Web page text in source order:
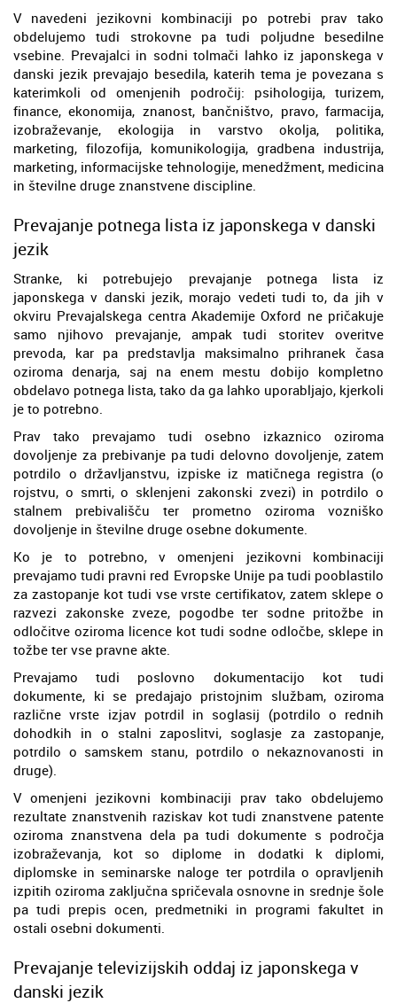
V navedeni jezikovni kombinaciji po potrebi prav tako
obdelujemo tudi strokovne pa tudi poljudne besedilne
vsebine. Prevajalci in sodni tolmači lahko iz japonskega v
danski jezik prevajajo besedila, katerih tema je povezana s
katerimkoli od omenjenih področij: psihologija, turizem,
finance, ekonomija, znanost, bančništvo, pravo, farmacija,
izobraževanje, ekologija in varstvo okolja, politika,
marketing, filozofija, komunikologija, gradbena industrija,
marketing, informacijske tehnologije, menedžment, medicina
in številne druge znanstvene discipline.
Prevajanje potnega lista iz japonskega v danski
jezik
Stranke, ki potrebujejo prevajanje potnega lista iz
japonskega v danski jezik, morajo vedeti tudi to, da jih v
okviru Prevajalskega centra Akademije Oxford ne pričakuje
samo njihovo prevajanje, ampak tudi storitev overitve
prevoda, kar pa predstavlja maksimalno prihranek časa
oziroma denarja, saj na enem mestu dobijo kompletno
obdelavo potnega lista, tako da ga lahko uporabljajo, kjerkoli
je to potrebno.
Prav tako prevajamo tudi osebno izkaznico oziroma
dovoljenje za prebivanje pa tudi delovno dovoljenje, zatem
potrdilo o državljanstvu, izpiske iz matičnega registra (o
rojstvu, o smrti, o sklenjeni zakonski zvezi) in potrdilo o
stalnem prebivališču ter prometno oziroma vozniško
dovoljenje in številne druge osebne dokumente.
Ko je to potrebno, v omenjeni jezikovni kombinaciji
prevajamo tudi pravni red Evropske Unije pa tudi pooblastilo
za zastopanje kot tudi vse vrste certifikatov, zatem sklepe o
razvezi zakonske zveze, pogodbe ter sodne pritožbe in
odločitve oziroma licence kot tudi sodne odločbe, sklepe in
tožbe ter vse pravne akte.
Prevajamo tudi poslovno dokumentacijo kot tudi
dokumente, ki se predajajo pristojnim službam, oziroma
različne vrste izjav potrdil in soglasij (potrdilo o rednih
dohodkih in o stalni zaposlitvi, soglasje za zastopanje,
potrdilo o samskem stanu, potrdilo o nekaznovanosti in
druge).
V omenjeni jezikovni kombinaciji prav tako obdelujemo
rezultate znanstvenih raziskav kot tudi znanstvene patente
oziroma znanstvena dela pa tudi dokumente s področja
izobraževanja, kot so diplome in dodatki k diplomi,
diplomske in seminarske naloge ter potrdila o opravljenih
izpitih oziroma zaključna spričevala osnovne in srednje šole
pa tudi prepis ocen, predmetniki in programi fakultet in
ostali osebni dokumenti.
Prevajanje televizijskih oddaj iz japonskega v
danski jezik